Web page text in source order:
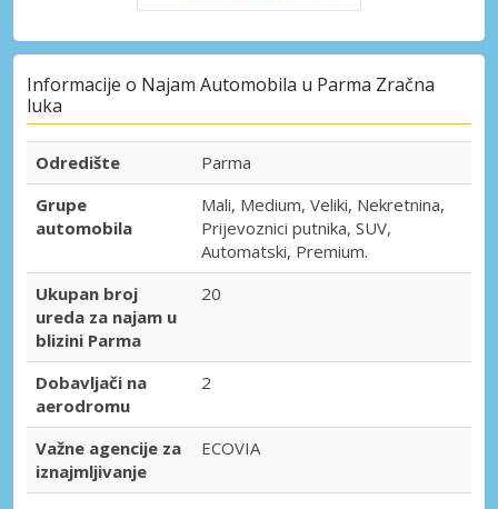
Informacije o Najam Automobila u Parma Zračna
luka
Odredište
Parma
Grupe
automobila
Mali, Medium, Veliki, Nekretnina,
Prijevoznici putnika, SUV,
Automatski, Premium.
Ukupan broj
ureda za najam u
blizini Parma
20
Dobavljači na
aerodromu
2
Važne agencije za
iznajmljivanje
ECOVIA